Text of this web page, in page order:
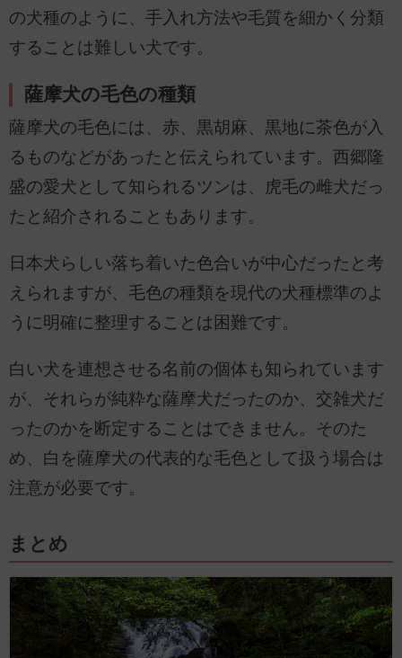
の犬種のように、手入れ方法や毛質を細かく分類
することは難しい犬です。
薩摩犬の毛色の種類
薩摩犬の毛色には、赤、黒胡麻、黒地に茶色が入
るものなどがあったと伝えられています。西郷隆
盛の愛犬として知られるツンは、虎毛の雌犬だっ
たと紹介されることもあります。
日本犬らしい落ち着いた色合いが中心だったと考
えられますが、毛色の種類を現代の犬種標準のよ
うに明確に整理することは困難です。
白い犬を連想させる名前の個体も知られています
が、それらが純粋な薩摩犬だったのか、交雑犬だ
ったのかを断定することはできません。そのた
め、白を薩摩犬の代表的な毛色として扱う場合は
注意が必要です。
まとめ